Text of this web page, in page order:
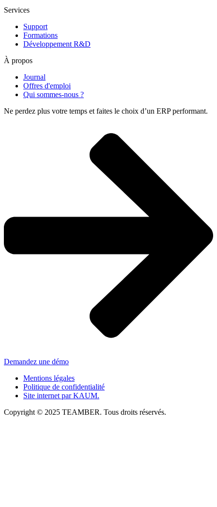
Services
Support
Formations
Développement R&D
À propos
Journal
Offres d'emploi
Qui sommes-nous ?
Ne perdez plus votre temps et faites le choix d’un ERP performant.
Demandez une démo
Mentions légales
Politique de confidentialité
Site internet par KAUM.
Copyright © 2025 TEAMBER. Tous droits réservés.